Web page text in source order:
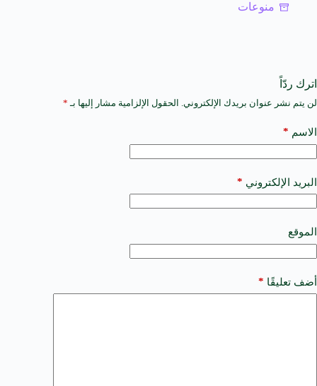
منوعات
اترك ردّاً
لن يتم نشر عنوان بريدك الإلكتروني. الحقول الإلزامية مشار إليها بـ *
الاسم *
البريد الإلكتروني *
الموقع
أضف تعليقًا *
A
t
e
a
t
i
e
: